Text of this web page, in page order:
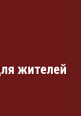
жителей